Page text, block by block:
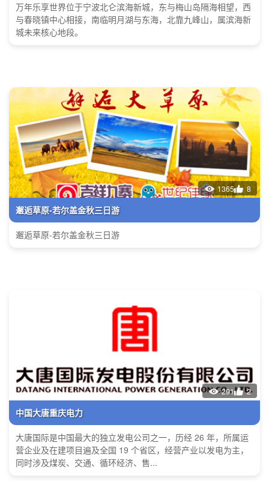
万年乐享世界位于宁波北仑滨海新城，东与梅山岛隔海相望，西
与春晓镇中心相接，南临明月湖与东海，北靠九峰山，属滨海新
城未来核心地段。
1365 8
邂逅草原-若尔盖金秋三日游
邂逅草原-若尔盖金秋三日游
291 2
中国大唐重庆电力
大唐国际是中国最大的独立发电公司之一，历经 26 年，所属运
营企业及在建项目遍及全国 19 个省区，经营产业以发电为主，
同时涉及煤炭、交通、循环经济、售...